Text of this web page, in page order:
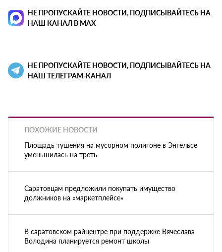
НЕ ПРОПУСКАЙТЕ НОВОСТИ, ПОДПИСЫВАЙТЕСЬ НА
НАШ КАНАЛ В MAX
НЕ ПРОПУСКАЙТЕ НОВОСТИ, ПОДПИСЫВАЙТЕСЬ НА
НАШ ТЕЛЕГРАМ-КАНАЛ
ПОХОЖИЕ НОВОСТИ
Площадь тушения на мусорном полигоне в Энгельсе
уменьшилась на треть
Саратовцам предложили покупать имущество
должников на «маркетплейсе»
В саратовском райцентре при поддержке Вячеслава
Володина планируется ремонт школы